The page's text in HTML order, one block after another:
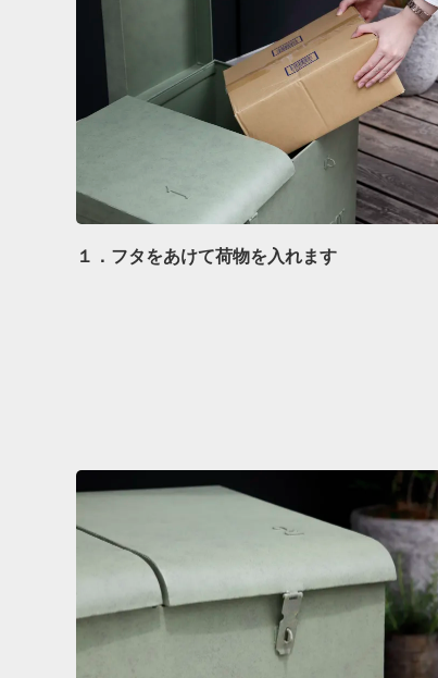
１．フタをあけて荷物を入れます